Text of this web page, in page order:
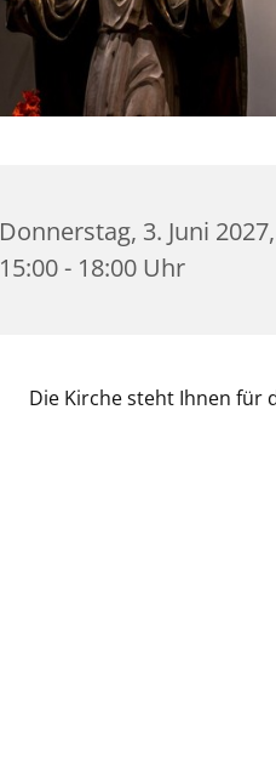
Donnerstag, 3. Juni 2027,
15:00 - 18:00 Uhr
Die Kirche steht Ihnen für